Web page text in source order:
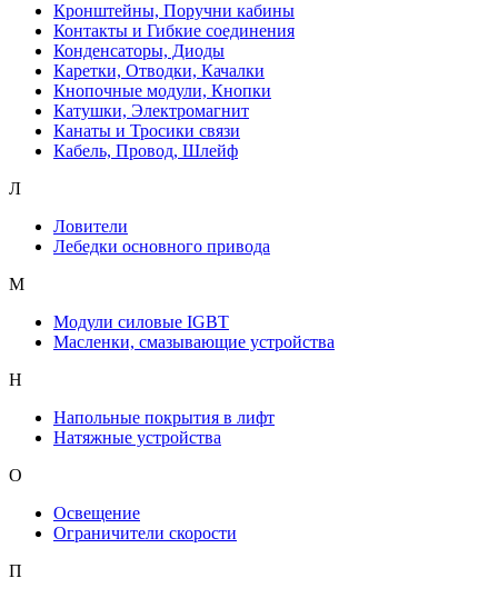
Кронштейны, Поручни кабины
Контакты и Гибкие соединения
Конденсаторы, Диоды
Каретки, Отводки, Качалки
Кнопочные модули, Кнопки
Катушки, Электромагнит
Канаты и Тросики связи
Кабель, Провод, Шлейф
Л
Ловители
Лебедки основного привода
М
Модули силовые IGBT
Масленки, смазывающие устройства
Н
Напольные покрытия в лифт
Натяжные устройства
О
Освещение
Ограничители скорости
П